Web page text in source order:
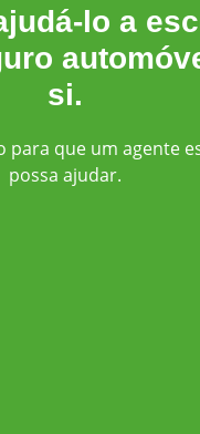
lo a
si.
que um agente
possa ajudar.